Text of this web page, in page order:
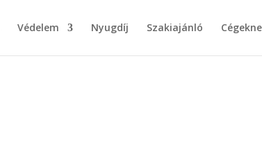
Védelem Nyugdíj Szakiajánló